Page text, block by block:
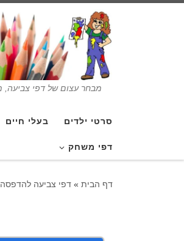
מבחר עצום של דפי צביעה,
סרטי ילדים בעלי חיים
דפי משחק
דף הבית » דפי צביעה להדפסה